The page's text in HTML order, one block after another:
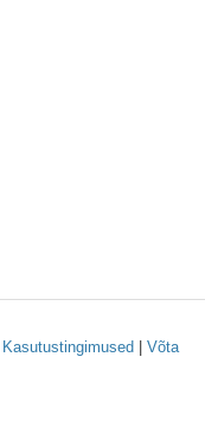
Kasutustingimused
Võta